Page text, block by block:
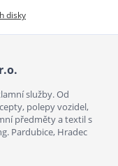
disky
služby. Od
polepy vozidel,
předměty a textil s
Pardubice, Hradec